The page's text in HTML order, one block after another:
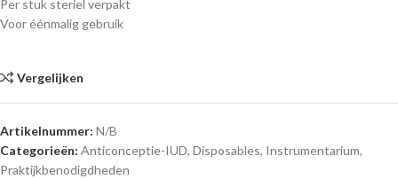
Per stuk steriel verpakt
Voor éénmalig gebruik
Vergelijken
Artikelnummer: N/B
Categorieën: Anticonceptie-IUD, Disposables, Instrumentarium,
Praktijkbenodigdheden